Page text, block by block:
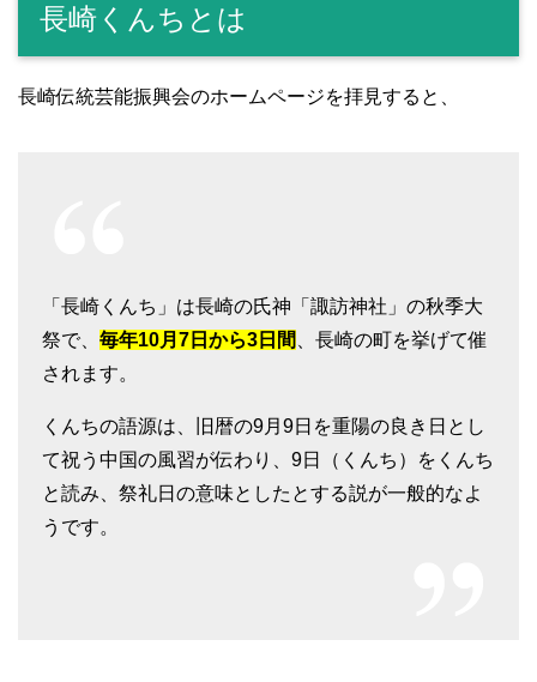
長崎くんちとは
長崎伝統芸能振興会のホームページを拝見すると、
「長崎くんち」は長崎の氏神「諏訪神社」の秋季大
祭で、 毎年10月7日から3日間
、長崎の町を挙げて催
されます。
くんちの語源は、旧暦の9月9日を重陽の良き日とし
て祝う中国の風習が伝わり、9日（くんち）をくんち
と読み、祭礼日の意味としたとする説が一般的なよ
うです。